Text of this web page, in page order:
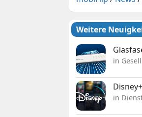
Weitere
in
in